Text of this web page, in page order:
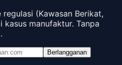
(Kawasan Berikat,
kasus manufaktur. Tanpa
Berlangganan